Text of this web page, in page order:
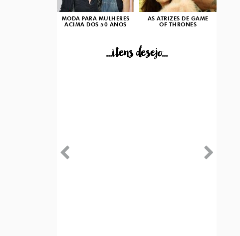
MODA PARA MULHERES
ACIMA DOS 50 ANOS
AS ATRIZES DE GAME
OF THRONES
...itens desejo...